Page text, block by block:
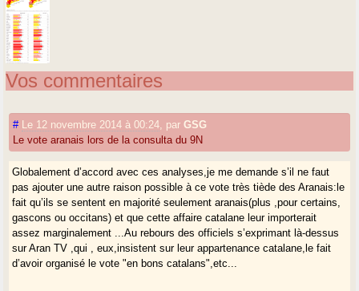
Vos commentaires
# Le 12 novembre 2014 à 00:24 parGSG
Le vote aranais lors de la consulta du 9N
Globalement d’accord avec ces analyses,je me demande s’il ne faut
pas ajouter une autre raison possible à ce vote très tiède des Aranais:le
fait qu’ils se sentent en majorité seulement aranais(plus ,pour certains,
gascons ou occitans) et que cette affaire catalane leur importerait
assez marginalement ...Au rebours des officiels s’exprimant là-dessus
sur Aran TV ,qui , eux,insistent sur leur appartenance catalane,le fait
d’avoir organisé le vote "en bons catalans",etc...